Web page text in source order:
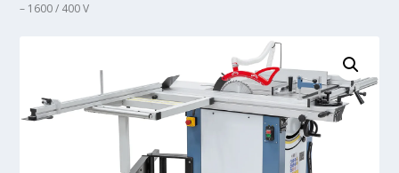
– 1600 / 400 V